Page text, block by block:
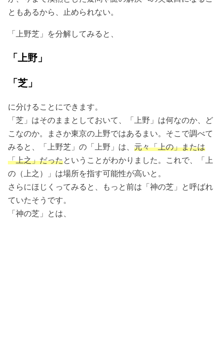
ともあるから、止められない。
「上野芝」を分解してみると、
「上野」
「芝」
に分けることにできます。
「芝」はそのままとしておいて、「上野」は何なのか、ど
こなのか。まさか東京の上野ではあるまい。そこで調べて
みると、「上野芝」の「上野」は、 元々「上の」または
「上之」だったということがわかりました。これで、「上
の（上之）」は場所を指す可能性が高いと。
さらにほじくってみると、もっと前は「神の芝」と呼ばれ
ていたそうです。
「神の芝」とは、